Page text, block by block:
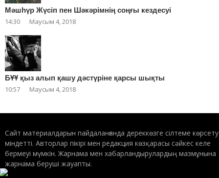
Мәшһүр Жүсіп пен Шәкәрімнің соңғы кездесуі
14:30 Маусым 4, 2018
БҰҰ қыз алып қашу дәстүріне қарсы шықты
10:57 Маусым 4, 2018
Сайт материалдарын пайдаланғанда дереккөзге сілтеме көрсету
міндетті. Авторлар пікірі мен редакция көзқарасы сәйкес келе
бермеуі мүмкін. Жарнама мен хабарландырулардың мазмұнына
жарнама беруші жауапты.